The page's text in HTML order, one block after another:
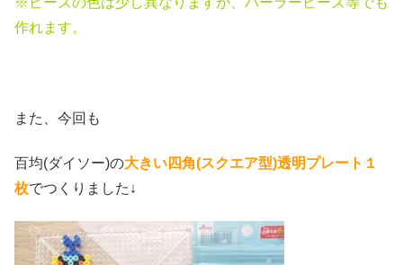
作れます。
また、今回も
百均(ダイソー)の大きい四角(スクエア型)透明プレート１
枚でつくりました↓